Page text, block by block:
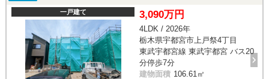
一戸建て 3,090万円
4LDK / 2026年
栃木県宇都宮市上戸祭4丁目
東武宇都宮線 東武宇都宮 バス20
分停歩7分
建物面積 106.61㎡